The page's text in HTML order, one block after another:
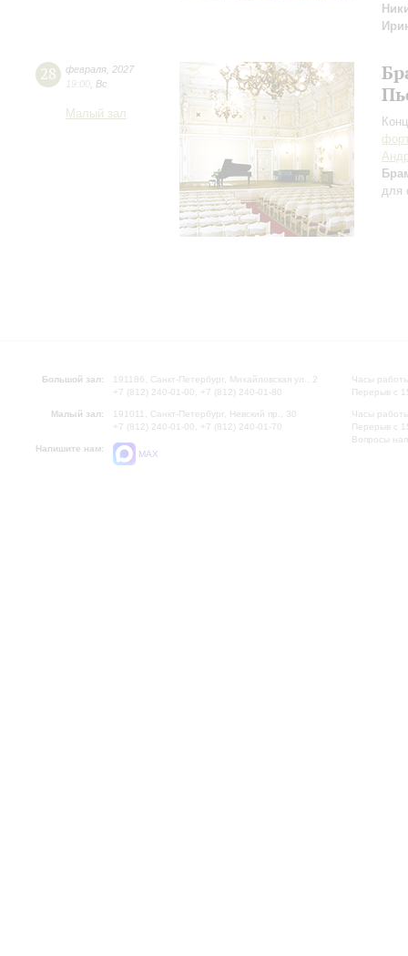
28 февраля 2027
19:00 Вс
Малый зал
для
Большой зал:
191186, Санкт-Петербург, Михайловская ул., 2
+7 (812) 240-01-00, +7 (812) 240-01-80
Малый зал:
191011, Санкт-Петербург, Невский пр., 30
+7 (812) 240-01-00, +7 (812) 240-01-70
Напишите нам:
MAX
Часы
Перерыв с
Часы
Перерыв с
Вопросы